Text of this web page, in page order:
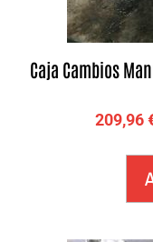
Caja Cambios
209,96